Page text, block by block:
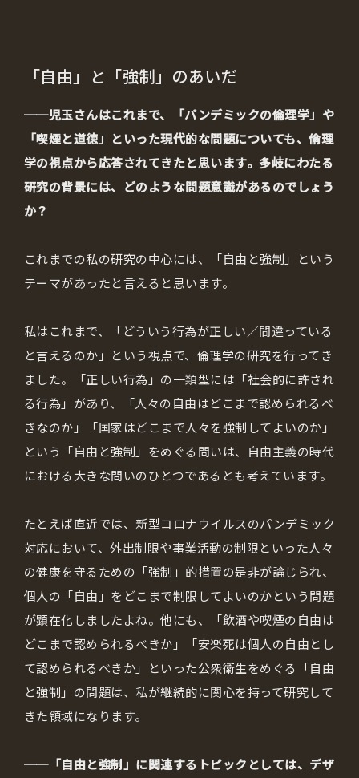
「自由」と「強制」のあいだ
──児玉さんはこれまで、「パンデミックの倫理学」や
「喫煙と道徳」といった現代的な問題についても、倫理
学の視点から応答されてきたと思います。多岐にわたる
研究の背景には、どのような問題意識があるのでしょう
か？
これまでの私の研究の中心には、「自由と強制」という
テーマがあったと言えると思います。
私はこれまで、「どういう行為が正しい／間違っている
と言えるのか」という視点で、倫理学の研究を行ってき
ました。「正しい行為」の一類型には「社会的に許され
る行為」があり、「人々の自由はどこまで認められるべ
きなのか」「国家はどこまで人々を強制してよいのか」
という「自由と強制」をめぐる問いは、自由主義の時代
における大きな問いのひとつであるとも考えています。
たとえば直近では、新型コロナウイルスのパンデミック
対応において、外出制限や事業活動の制限といった人々
の健康を守るための「強制」的措置の是非が論じられ、
個人の「自由」をどこまで制限してよいのかという問題
が顕在化しましたよね。他にも、「飲酒や喫煙の自由は
どこまで認められるべきか」「安楽死は個人の自由とし
て認められるべきか」といった公衆衛生をめぐる「自由
と強制」の問題は、私が継続的に関心を持って研究して
きた領域になります。
──「自由と強制」に関連するトピックとしては、デザ